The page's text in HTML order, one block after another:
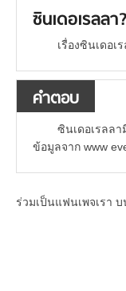
ซินเดอเรลลา?
เรื่องซินเดอ
คำตอบ
ซินเดอเรลล
ข้อมูลจาก www
ร่วมเป็นแฟนเพจเรา